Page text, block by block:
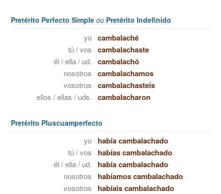
Pretérito Perfecto Simple ou Pretérito Indefinido
yo cambalaché
tú / vos cambalachaste
él / ella / ud. cambalachó
nosotros cambalachamos
vosotros cambalachasteis
ellos / ellas / uds. cambalacharon
Pretérito Pluscuamperfecto
yo había cambalachado
tú / vos habías cambalachado
él / ella / ud. había cambalachado
nosotros habíamos cambalachado
vosotros habíais cambalachado